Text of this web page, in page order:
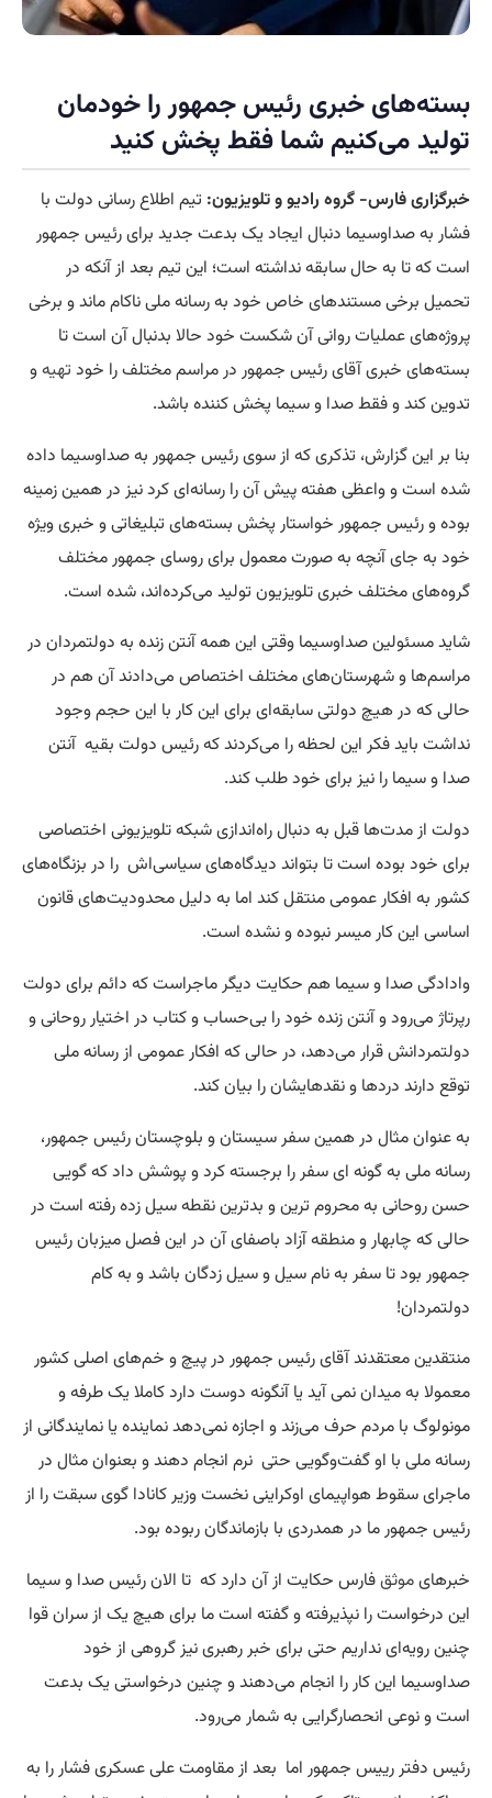
بسته‌های خبری رئیس جمهور را خودمان
تولید می‌کنیم شما فقط پخش کنید
خبرگزاری فارس- گروه رادیو و تلویزیون: تیم اطلاع رسانی دولت با
فشار به صداوسیما دنبال ایجاد یک بدعت جدید برای رئیس جمهور
است که تا به حال سابقه نداشته است؛ این تیم بعد از آنکه در
تحمیل برخی مستندهای خاص خود به رسانه ملی ناکام ماند و برخی
پروژه‌های عملیات روانی آن شکست خود حالا بدنبال آن است تا
بسته‌های خبری آقای رئیس جمهور در مراسم مختلف را خود تهیهو
تدوین کند و فقط صدا و سیما پخش کننده باشد.
بنا بر این گزارش، تذکری که از سوی رئیس جمهور به صداوسیما داده
شده است و واعظی هفته پیش آن را رسانه‌ای کرد نیز در همین زمینه
بوده و رئیس جمهور خواستار پخش بسته‌های تبلیغاتی و خبری ویژه
خود به جای آنچه به صورت معمول برای روسای جمهور مختلف
گروه‌های مختلف خبری تلویزیون تولید می‌کرده‌اند، شده است.
شاید مسئولین صداوسیما وقتی این همه آنتن زنده به دولتمردان در
مراسم‌ها و شهرستان‌های مختلف اختصاص می‌دادند آن هم در
حالی که در هیچ دولتی سابقه‌ای برای این کار با این حجم وجود
نداشت باید فکر این لحظه را می‌کردند که رئیس دولت بقیه آنتن
صدا و سیما را نیز برای خود طلب کند.
دولت از مدت‌ها قبل به دنبال راه‌اندازی شبکه تلویزیونی اختصاصی
برای خود بوده است تا بتواند دیدگاه‌های سیاسی‌اش را در بزنگاه‌های
کشور به افکار عمومی منتقل کند اما به دلیل محدودیت‌های قانون
اساسی این کار میسر نبوده و نشده است.
وادادگی صدا و سیما هم حکایت دیگر ماجراست که دائم برای دولت
رپرتاژ می‌رود و آنتن زنده خود را بی‌حساب و کتاب در اختیار روحانی و
دولتمردانش قرار می‌دهد، در حالی که افکار عمومی از رسانه ملی
توقع دارند دردها و نقدهایشان را بیان کند.
به عنوان مثال در همین سفر سیستان و بلوچستان رئیس جمهور،
رسانه ملی به گونه ای سفر را برجسته کرد و پوشش داد که گویی
حسن روحانی به محروم ترین و بدترین نقطه سیل زده رفته است در
حالی که چابهار و منطقه آزاد باصفای آن در این فصل میزبان رئیس
جمهور بود تا سفر به نام سیل و سیل زدگان باشد و به کام
دولتمردان!
منتقدین معتقدند آقای رئیس جمهور در پیچ و خم‌های اصلی کشور
معمولا به میدان نمی آید یا آنگونه دوست دارد کاملا یک طرفه و
مونولوگ با مردم حرف می‌زند و اجازه نمی‌دهد نماینده یا نمایندگانی از
رسانه ملی با او گفت‌وگویی حتی نرم انجام دهند و بعنوان مثال در
ماجرای سقوط هواپیمای اوکراینی نخست وزیر کانادا گوی سبقت را از
رئیس جمهور ما در همدردی با بازماندگان ربوده بود.
خبرهایموثقفارس حکایت از آن دارد که تا الان رئیس صدا و سیما
این درخواست را نپذیرفته و گفته است ما برای هیچ یک از سران قوا
چنین رویه‌ای نداریم حتی برای خبر رهبری نیز گروهی از خود
صداوسیما این کار را انجام می‌دهند و چنین درخواستی یک بدعت
است و نوعی انحصارگرایی به شمار می‌رود.
رئیس دفتر رییس جمهور اما بعد از مقاومت علی عسکری فشار را به